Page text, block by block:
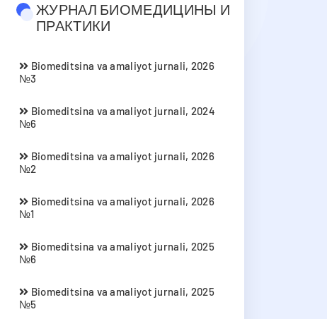
ЖУРНАЛ БИОМЕДИЦИНЫ И
ПРАКТИКИ
Biomeditsina va amaliyot jurnali, 2026
№3
Biomeditsina va amaliyot jurnali, 2024
№6
Biomeditsina va amaliyot jurnali, 2026
№2
Biomeditsina va amaliyot jurnali, 2026
№1
Biomeditsina va amaliyot jurnali, 2025
№6
Biomeditsina va amaliyot jurnali, 2025
№5